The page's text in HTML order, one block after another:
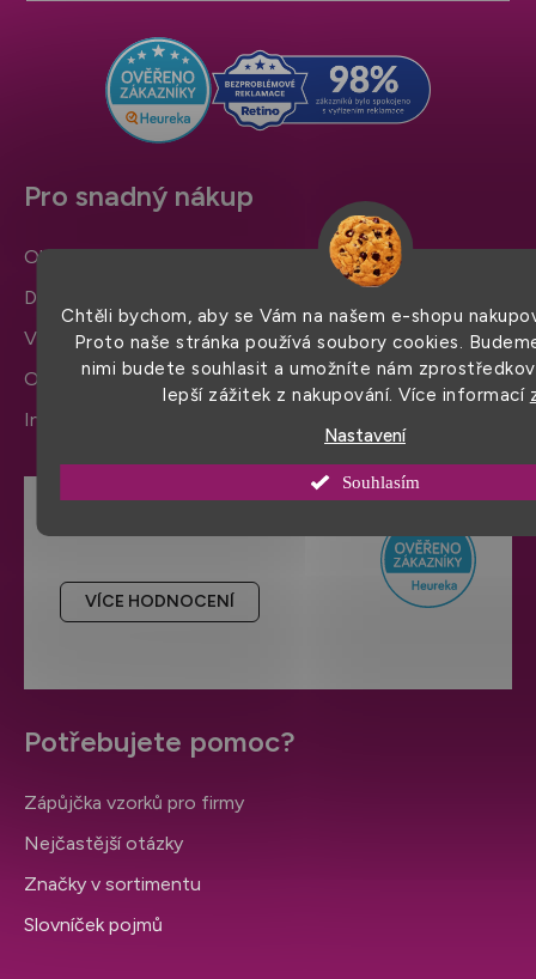
Chtěli bychom, aby se Vám na našem e-shopu
Proto naše stránka používá soubory cookies.
nimi budete souhlasit a umožníte nám
lepší zážitek z nakupování. Více informací
Nastavení
Souhlasím
Hodnocení obchodu
VÍCE HODNOCENÍ
Pro snadný nákup
Obchodní podmínky
Doprava a platba
Výměna zboží a reklamace
Ochrana osobních údajů
Informace a nastavení cookies
Potřebujete pomoc?
Zápůjčka vzorků pro firmy
Nejčastější otázky
Značky v sortimentu
Slovníček pojmů